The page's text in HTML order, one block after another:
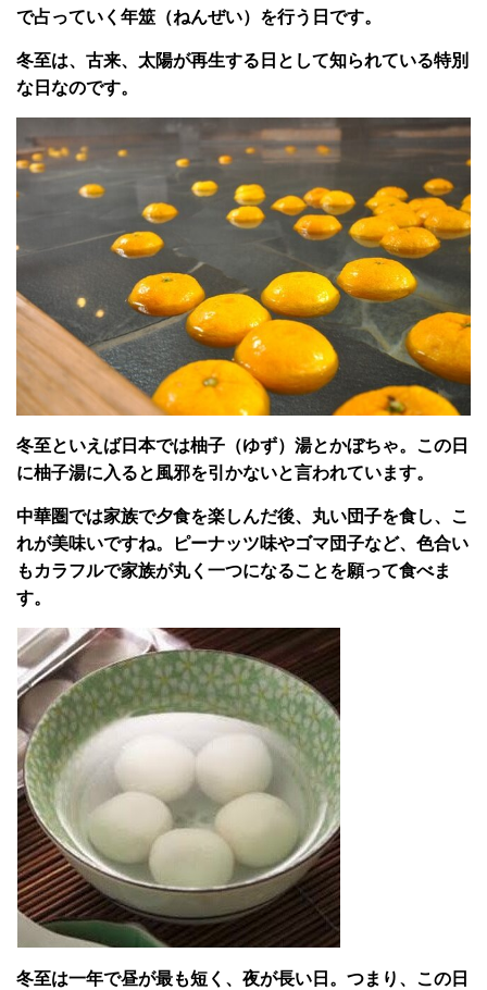
で占っていく年筮（ねんぜい）を行う日です。
冬至は、古来、太陽が再生する日として知られている特別
な日なのです。
冬至といえば日本では柚子（ゆず）湯とかぼちゃ。この日
に柚子湯に入ると風邪を引かないと言われています。
中華圏では家族で夕食を楽しんだ後、丸い団子を食し、こ
れが美味いですね。ピーナッツ味やゴマ団子など、色合い
もカラフルで家族が丸く一つになることを願って食べま
す。
冬至は一年で昼が最も短く、夜が長い日。つまり、この日